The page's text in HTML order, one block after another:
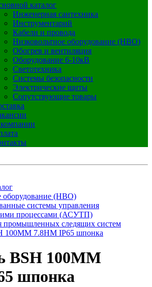
каталог
Инженерная сантехника
Инструментарий
Кабели и провода
Низковольтное оборудование (НВО)
Обогрев и вентиляция
Оборудование 6-10кВ
Светотехника
Системы безопасности
Электрические щиты
Сопутствующие товары
оборудование (НВО)
системы управления
процессами (АСУТП)
промышленных следящих систем
100MM 7.8НМ IP65 шпонка
BSH 100MM
шпонка